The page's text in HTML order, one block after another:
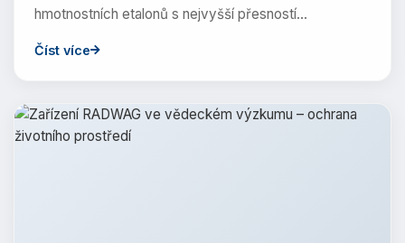
hmotnostních etalonů s nejvyšší přesností…
Číst více